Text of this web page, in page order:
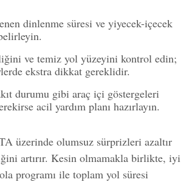
dinlenme süresi ve yiyecek-içecek
ve temiz yol yüzeyini kontrol edin;
ekstra dikkat gereklidir.
durumu gibi araç içi göstergeleri
acil yardım planı hazırlayın.
üzerinde olumsuz sürprizleri azaltır
artırır. Kesin olmamakla birlikte, iyi
programı ile toplam yol süresi